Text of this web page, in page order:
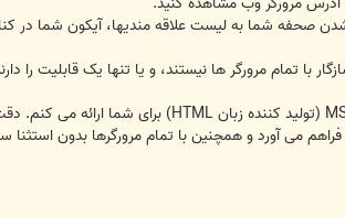
شما به لیست علاقه مندیها، آیکون شما در
با تمام مرورگر ها نیستند، و یا تنها یک قابلیت را
می آورد و همچنین با تمام مرورگرها بدون استثنا